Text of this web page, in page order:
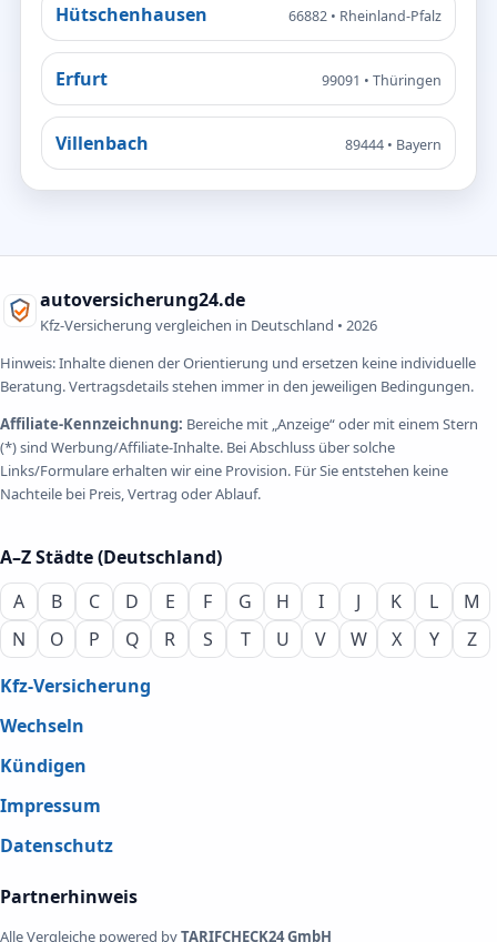
Hütschenhausen 66882 • Rheinland-Pfalz
Erfurt 99091 • Thüringen
Villenbach 89444 • Bayern
autoversicherung24.de
Kfz-Versicherung vergleichen in Deutschland • 2026
Hinweis: Inhalte dienen der Orientierung und ersetzen keine individuelle
Beratung. Vertragsdetails stehen immer in den jeweiligen Bedingungen.
Affiliate-Kennzeichnung: Bereiche mit „Anzeige“ oder mit einem Stern
(*) sind Werbung/Affiliate-Inhalte. Bei Abschluss über solche
Links/Formulare erhalten wir eine Provision. Für Sie entstehen keine
Nachteile bei Preis, Vertrag oder Ablauf.
A–Z Städte (Deutschland)
A
B C D E F G H I J K L
M
N
O P Q R S T U V W X Y
Z
Kfz-Versicherung
Wechseln
Kündigen
Impressum
Datenschutz
Partnerhinweis
Alle Vergleiche powered byTARIFCHECK24 GmbH